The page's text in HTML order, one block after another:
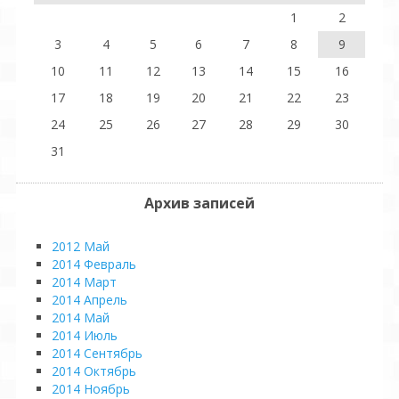
1
2
3
4 5 6 7 8
9
10
11 12 13 14 15
16
17
18 19 20 21 22
23
24
25 26 27 28 29
30
31
Архив записей
2012 Май
2014 Февраль
2014 Март
2014 Апрель
2014 Май
2014 Июль
2014 Сентябрь
2014 Октябрь
2014 Ноябрь